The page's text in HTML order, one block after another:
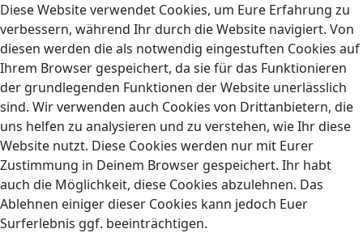
Diese Website verwendet Cookies, um Eure Erfahrung zu
verbessern, während Ihr durch die Website navigiert. Von
diesen werden die als notwendig eingestuften Cookies auf
Ihrem Browser gespeichert, da sie für das Funktionieren
der grundlegenden Funktionen der Website unerlässlich
sind. Wir verwenden auch Cookies von Drittanbietern, die
uns helfen zu analysieren und zu verstehen, wie Ihr diese
Website nutzt. Diese Cookies werden nur mit Eurer
Zustimmung in Deinem Browser gespeichert. Ihr habt
auch die Möglichkeit, diese Cookies abzulehnen. Das
Ablehnen einiger dieser Cookies kann jedoch Euer
Surferlebnis ggf. beeinträchtigen.